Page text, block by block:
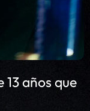
13 años que